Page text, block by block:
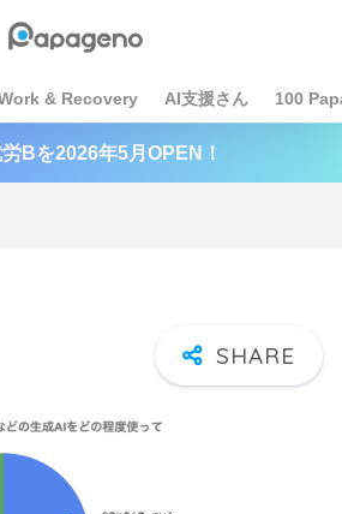
& Recovery AI支援さん 100
Bを2026年5月OPEN！